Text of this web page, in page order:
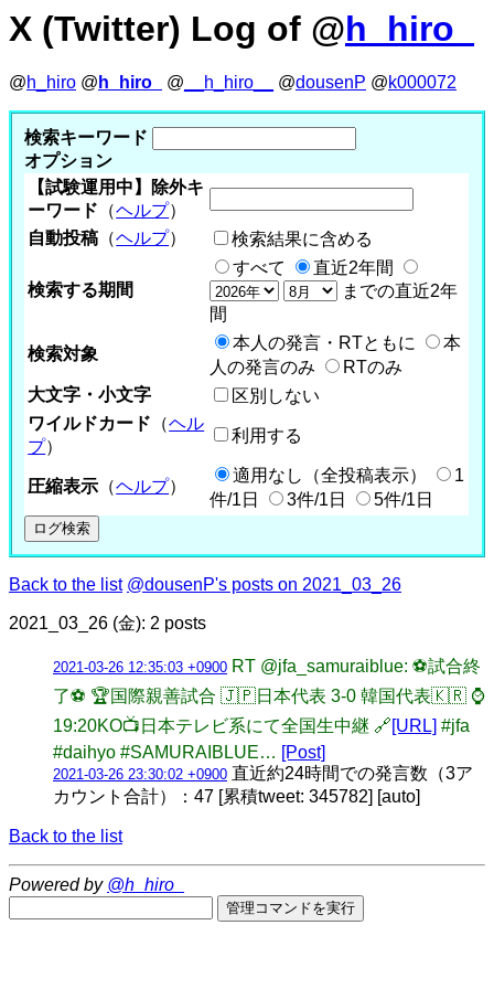
X (Twitter) Log of @h_hiro_
@h_hiro @ h_hiro_ @ __h_hiro__ @dousenP @k000072
検索キーワード
オプション
【試験運用中】除外キ
ーワード （ヘルプ）
自動投稿 （ヘルプ） 検索結果に含める
検索する期間
すべて
直近2年間
までの直近2年
間
検索対象
本人の発言・RTともに
本
人の発言のみ
RTのみ
大文字・小文字
区別しない
ワイルドカード （ヘル
プ）
利用する
圧縮表示 （ヘルプ）
適用なし（全投稿表示）
1
件/1日
3件/1日 5件/1日
Back to the list @dousenP's posts on 2021_03_26
2021_03_26 (金): 2 posts
2021-03-26 12:35:03 +0900 RT @jfa_samuraiblue: ⚽️試合終
了⚽️ 🏆国際親善試合 🇯🇵日本代表 3-0 韓国代表🇰🇷 ⌚
19:20KO📺日本テレビ系にて全国生中継 🔗[URL] #jfa
#daihyo #SAMURAIBLUE… [Post]
2021-03-26 23:30:02 +0900 直近約24時間での発言数（3ア
カウント合計）：47 [累積tweet: 345782] [auto]
Back to the list
Powered by @h_hiro_